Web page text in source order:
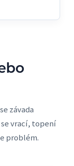
závada
vrací, topení
problém.